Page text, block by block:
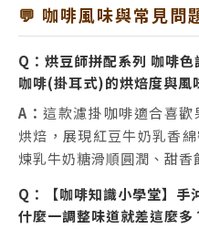
💬 咖啡風味與常見問
Q：烘豆師拼配系列 咖啡
咖啡(掛耳式)的烘焙度與風
A：這款濾掛咖啡適合喜
烘焙，展現紅豆牛奶乳香
煉乳牛奶糖滑順圓潤、甜香
Q：【咖啡知識小學堂】手
什麼一調整味道就差這麼多